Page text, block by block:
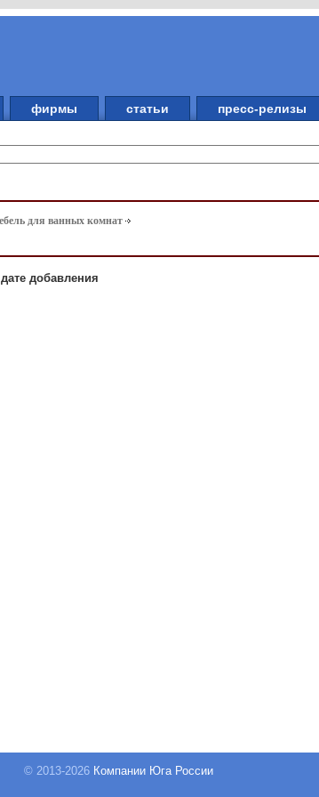
фирмы статьи пресс-релизы
для ванных комнат
дате добавления
© 2013-2026 Компании Юга России